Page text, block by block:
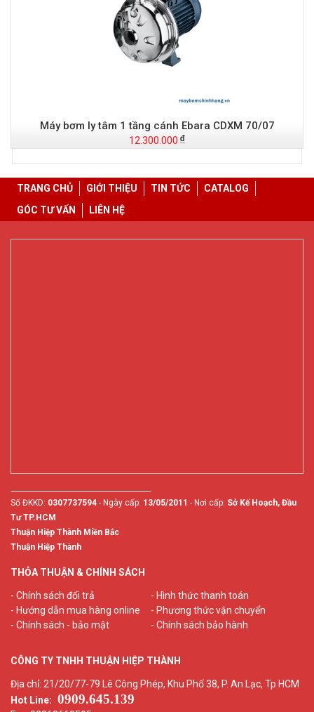
Máy bơm ly tâm 1 tầng cánh Ebara CDXM 70/07
12.300.000
TRANG CHỦ GIỚI THIỆU TIN TỨC
CATALOG
GÓC TƯ VẤN
LIÊN HỆ
Số ĐKKD: 0307737594 - Ngày cấp: 13/05/2011 - Nơi cấp: Sở Kế Hoạch, Đầu
Tư TP.HCM
Thuận Hiệp Thành Miền Bắc
Thuận Hiệp Thành
THỎA THUẬN & CHÍNH SÁCH
- Chính sách đổi trả
- Hình thức thanh toán
- Hướng dẫn mua hàng online
- Phương thức vận chuyển
- Chính sách - bảo mật
- Chính sách bảo hành
CÔNG TY TNHH THUẬN HIỆP THÀNH
Địa chỉ: 21/20/77-79 Lê Công Phép, Khu Phố 38, P. An Lạc, Tp HCM
Hot Line: 0909.645.139